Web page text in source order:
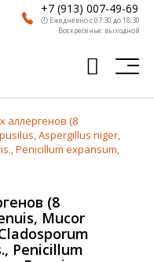
+7 (913) 007-49-69
🕗 Ежедневно с 07:30 до 18:30
Воскресенье: выходной
аллергенов (8
Aspergillus niger,
Penicillum expansum,
(8
Mucor
Penicillum